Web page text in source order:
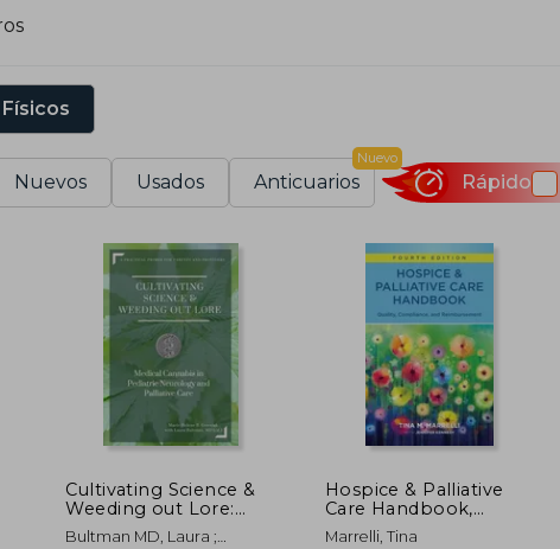
Nuevos Usados Anticuarios
Nuevo
Rápido
Cultivating Science &
Weeding out Lore:
Medical Cannabis in
Bultman MD, Laura ;
Hospice & Palliative
Care Handbook,
Fourth Edition: Quality,
Marrelli, Tina